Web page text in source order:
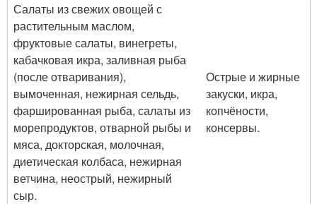
Салаты из свежих овощей с
растительным маслом,
фруктовые салаты, винегреты,
кабачковая икра, заливная рыба
(после отваривания),
вымоченная, нежирная сельдь,
фаршированная рыба, салаты из
морепродуктов, отварной рыбы и
мяса, докторская, молочная,
диетическая колбаса, нежирная
ветчина, неострый, нежирный
сыр.
Острые и жирные
закуски, икра,
копчёности,
консервы.